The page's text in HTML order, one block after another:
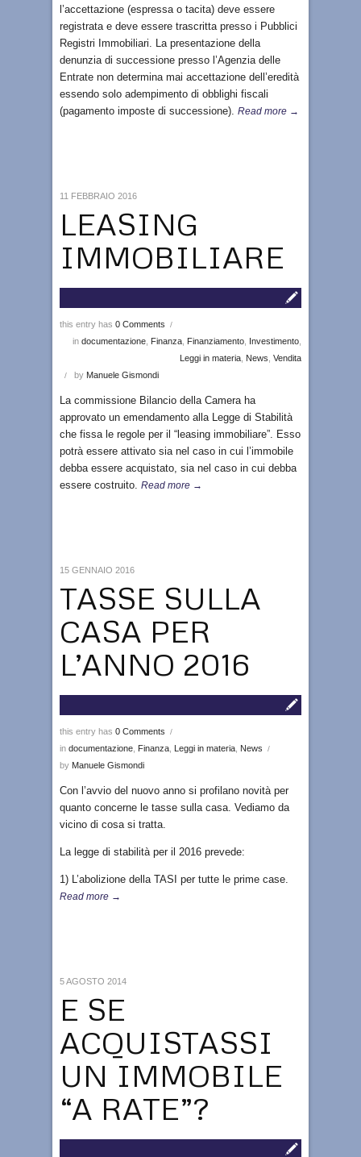
l’accettazione (espressa o tacita) deve essere
registrata e deve essere trascritta presso i Pubblici
Registri Immobiliari. La presentazione della
denunzia di successione presso l’Agenzia delle
Entrate non determina mai accettazione dell’eredità
essendo solo adempimento di obblighi fiscali
(pagamento imposte di successione). Read more →
LEASING
IMMOBILIARE
this entry has 0 Comments /
in documentazione Finanza Finanziamento Investimento
Leggi in materia News Vendita
/ by Manuele Gismondi
11 FEBBRAIO 2016
La commissione Bilancio della Camera ha
approvato un emendamento alla Legge di Stabilità
che fissa le regole per il “leasing immobiliare”. Esso
potrà essere attivato sia nel caso in cui l’immobile
debba essere acquistato, sia nel caso in cui debba
essere costruito. Read more →
TASSE SULLA
CASA PER
L’ANNO 2016
this entry has 0 Comments /
in documentazione Finanza Leggi in materia News /
by Manuele Gismondi
15 GENNAIO 2016
Con l’avvio del nuovo anno si profilano novità per
quanto concerne le tasse sulla casa. Vediamo da
vicino di cosa si tratta.
La legge di stabilità per il 2016 prevede:
1) L’abolizione della TASI per tutte le prime case.
Read more →
E SE
ACQUISTASSI
UN IMMOBILE
“A RATE”?
5 AGOSTO 2014